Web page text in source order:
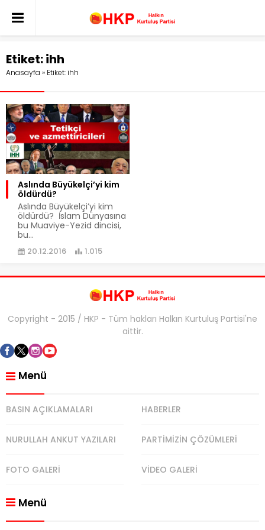
Etiket:ihh
Anasayfa » Etiket: ihh
Aslında Büyükelçi’yi kim
öldürdü?
Aslında Büyükelçi’yi kim
öldürdü? İslam Dünyasına
bu Muaviye-Yezid dincisi,
bu...
20.12.2016 1.015
Copyright - 2015 / HKP - Tüm hakları Halkın Kurtuluş Partisi'ne
aittir.
Menü
BASIN AÇIKLAMALARI HABERLER
NURULLAH ANKUT YAZILARI PARTİMİZİN ÇÖZÜMLERİ
FOTO GALERİ VİDEO GALERİ
Menü